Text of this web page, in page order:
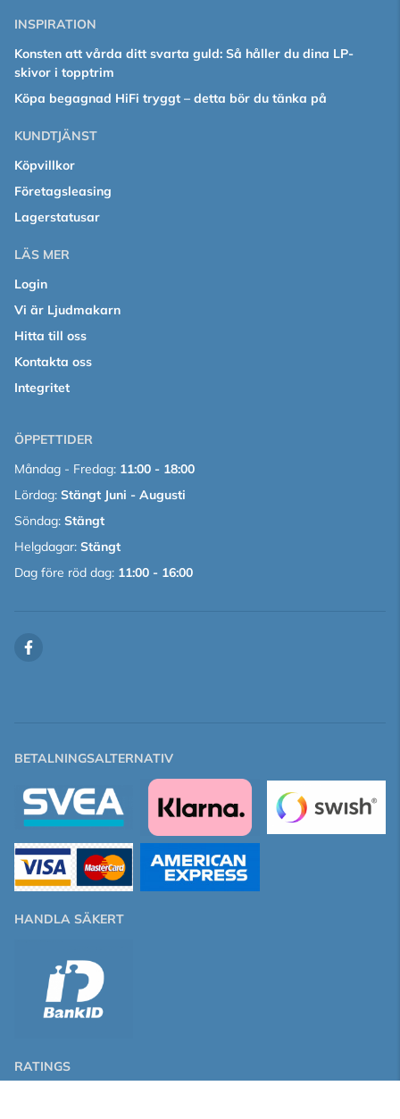
INSPIRATION
Konsten att vårda ditt svarta guld: Så håller du dina LP-
skivor i topptrim
Köpa begagnad HiFi tryggt – detta bör du tänka på
KUNDTJÄNST
Köpvillkor
Företagsleasing
Lagerstatusar
LÄS MER
Login
Vi är Ljudmakarn
Hitta till oss
Kontakta oss
Integritet
ÖPPETTIDER
Måndag - Fredag: 11:00 - 18:00
Lördag: Stängt Juni - Augusti
Söndag: Stängt
Helgdagar: Stängt
Dag före röd dag: 11:00 - 16:00
BETALNINGSALTERNATIV
HANDLA SÄKERT
RATINGS